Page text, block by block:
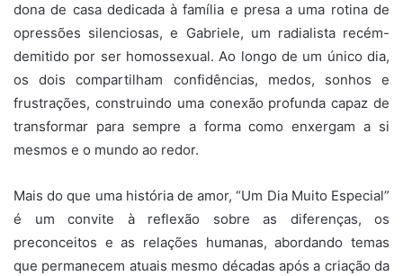
dona de casa dedicada à família e presa a uma rotina de
opressões silenciosas, e Gabriele, um radialista recém-
demitido por ser homossexual. Ao longo de um único dia,
os dois compartilham confidências, medos, sonhos e
frustrações, construindo uma conexão profunda capaz de
transformar para sempre a forma como enxergam a si
mesmos e o mundo ao redor.
Mais do que uma história de amor, “Um Dia Muito Especial”
é um convite à reflexão sobre as diferenças, os
preconceitos e as relações humanas, abordando temas
que permanecem atuais mesmo décadas após a criação da